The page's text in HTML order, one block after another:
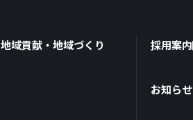
地域貢献・地域づくり 採用案内
お知らせ